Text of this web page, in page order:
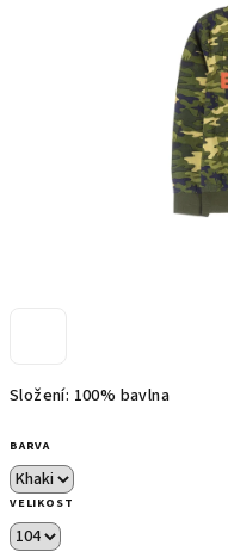
Složení: 100% bavlna
BARVA
VELIKOST
hvězdiček.